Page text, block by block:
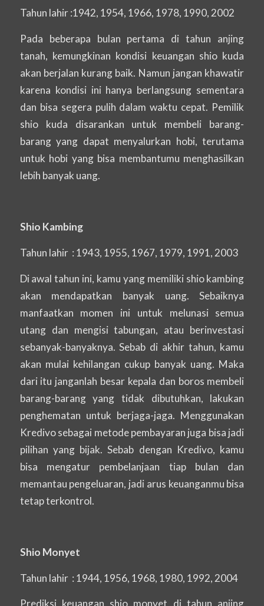
Tahun lahir :1942, 1954, 1966, 1978, 1990, 2002
Pada beberapa bulan pertama di tahun anjing
tanah, kemungkinan kondisi keuangan shio kuda
akan berjalan kurang baik. Namun jangan khawatir
karena kondisi ini hanya berlangsung sementara
dan bisa segera pulih dalam waktu cepat. Pemilik
shio kuda disarankan untuk membeli barang-
barang yang dapat menyalurkan hobi, terutama
untuk hobi yang bisa membantumu menghasilkan
lebih banyak uang.
Shio Kambing
Tahun lahir : 1943, 1955, 1967, 1979, 1991, 2003
Di awal tahun ini, kamu yang memiliki shio kambing
akan mendapatkan banyak uang. Sebaiknya
manfaatkan momen ini untuk melunasi semua
utang dan mengisi tabungan, atau berinvestasi
sebanyak-banyaknya. Sebab di akhir tahun, kamu
akan mulai kehilangan cukup banyak uang. Maka
dari itu janganlah besar kepala dan boros membeli
barang-barang yang tidak dibutuhkan, lakukan
penghematan untuk berjaga-jaga. Menggunakan
Kredivo sebagai metode pembayaran juga bisa jadi
pilihan yang bijak. Sebab dengan Kredivo, kamu
bisa mengatur pembelanjaan tiap bulan dan
memantau pengeluaran, jadi arus keuanganmu bisa
tetap terkontrol.
Shio Monyet
Tahun lahir : 1944, 1956, 1968, 1980, 1992, 2004
Prediksi keuangan shio monyet di tahun anjing